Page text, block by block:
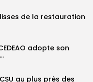
de la restauration
adopte son
au plus près des